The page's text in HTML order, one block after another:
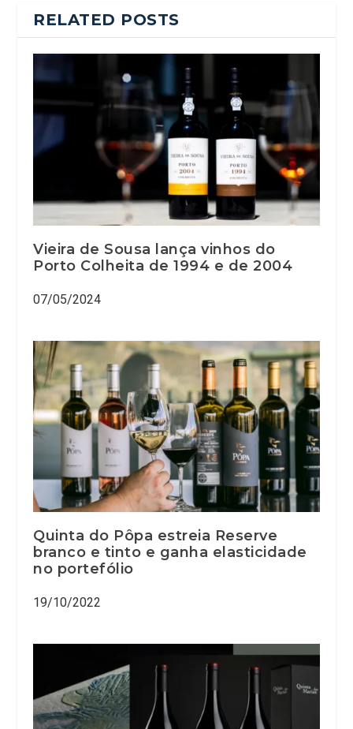
RELATED POSTS
Vieira de Sousa lança vinhos do
Porto Colheita de 1994 e de 2004
07/05/2024
Quinta do Pôpa estreia Reserve
branco e tinto e ganha elasticidade
no portefólio
19/10/2022